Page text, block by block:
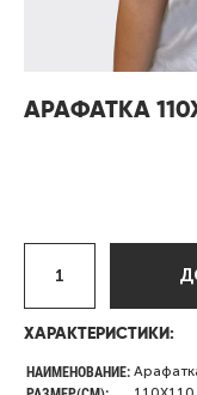
АРАФАТКА
ХАРАКТЕРИСТИКИ:
НАИМЕНОВАНИЕ: